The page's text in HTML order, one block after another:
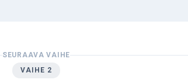
SEURAAVA VAIHE
VAIHE 2